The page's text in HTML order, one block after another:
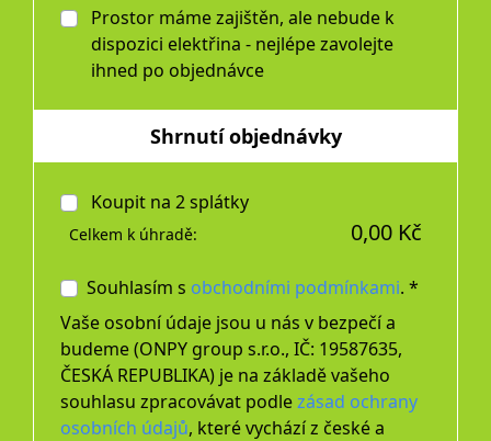
Prostor máme zajištěn, ale nebude k
dispozici elektřina - nejlépe zavolejte
ihned po objednávce
Shrnutí objednávky
Koupit na 2splátky
Celkem k úhradě: 0,00 Kč
Souhlasím s obchodními podmínkami. *
Vaše osobní údaje jsou u nás v bezpečí a
budeme (ONPY group s.r.o., IČ: 19587635,
ČESKÁ REPUBLIKA) je na základě vašeho
souhlasu zpracovávat podlezásad ochrany
osobních údajů, které vychází z české a